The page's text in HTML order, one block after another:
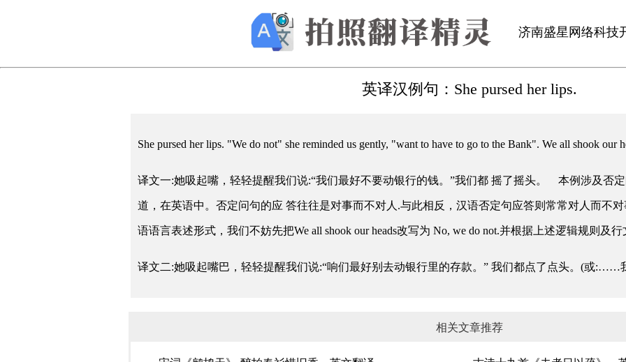
济南盛星网络科技
英译汉例句：She pursed her lips.
She pursed her lips. "We do not" she reminded us gently, "want to have to go to the Bank". We all shook our
译文一:她吸起嘴，轻轻提醒我们说:“我们最好不要动银行的钱。”我们都 摇了摇头。 本例涉及否
道，在英语中。否定问句的应 答往往是对事而不对人.与此相反，汉语否定句应答则常常对人而不
语语言表述形式，我们不妨先把We all shook our heads改写为 No, we do not.并根据上述逻辑规则及
译文二:她吸起嘴巴，轻轻提醒我们说:“响们最好别去动银行里的存款。” 我们都点了点头。(或:……
相关文章推荐